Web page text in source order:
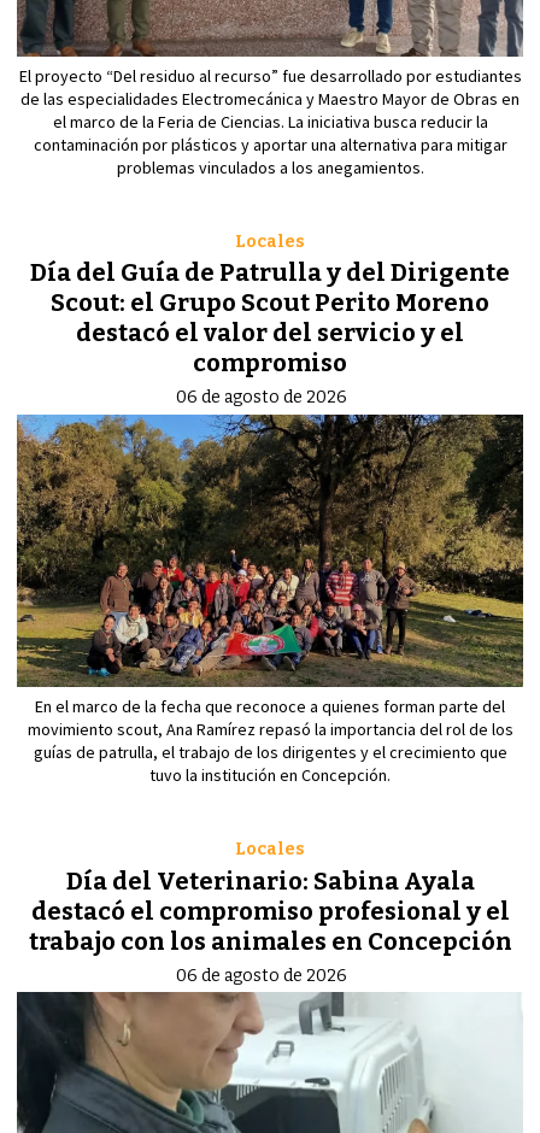
El proyecto “Del residuo al recurso” fue desarrollado por estudiantes
de las especialidades Electromecánica y Maestro Mayor de Obras en
el marco de la Feria de Ciencias. La iniciativa busca reducir la
contaminación por plásticos y aportar una alternativa para mitigar
problemas vinculados a los anegamientos.
Día del Guía de Patrulla y del Dirigente
Scout: el Grupo Scout Perito Moreno
destacó el valor del servicio y el
compromiso
Locales
06 de agosto de 2026
En el marco de la fecha que reconoce a quienes forman parte del
movimiento scout, Ana Ramírez repasó la importancia del rol de los
guías de patrulla, el trabajo de los dirigentes y el crecimiento que
tuvo la institución en Concepción.
Día del Veterinario: Sabina Ayala
destacó el compromiso profesional y el
trabajo con los animales en Concepción
Locales
06 de agosto de 2026